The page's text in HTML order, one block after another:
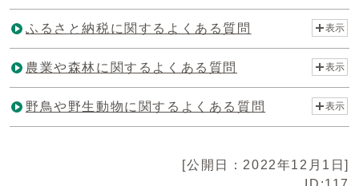
ふるさと納税に関するよくある質問 表示
農業や森林に関するよくある質問 表示
野鳥や野生動物に関するよくある質問 表示
[公開日：2022年12月1日]